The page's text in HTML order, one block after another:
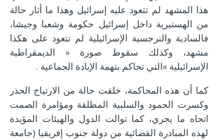
هذا المشهد لم تتعود عليه إسرائيل وهذا ما أثار حالة
من الهستيرية داخل إسرائيل حكومة وشعبا وجيشا،
فالسادية والنرجسية الإسرائيلية لم تتعود على هكذا
مشهد، وكذلك سقوط صورة « الديمقراطية
الإسرائيلية »التي تحاكم بتهمة الإبادة الجماعية .
كما أن هذه المحاكمة، خلقت حالة من الارتياح الحذر
وكسرت الجمود والسلبية المطلقة ومؤامرة الصمت
اتجاه ما يجري، كما توالت الدول والهيئات المؤيدة
لهذه المبادرة القضائية من دولة جنوب إفريقيا (جامعة